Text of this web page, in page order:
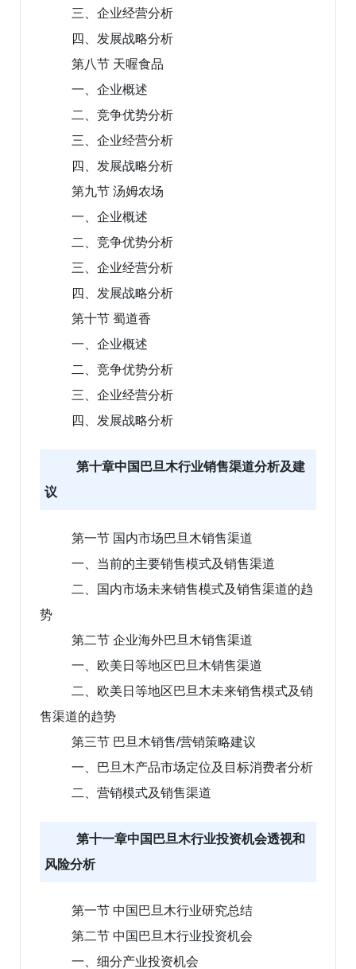
三、企业经营分析
四、发展战略分析
第八节 天喔食品
一、企业概述
二、竞争优势分析
三、企业经营分析
四、发展战略分析
第九节 汤姆农场
一、企业概述
二、竞争优势分析
三、企业经营分析
四、发展战略分析
第十节 蜀道香
一、企业概述
二、竞争优势分析
三、企业经营分析
四、发展战略分析
第十章中国巴旦木行业销售渠道分析及建
议
第一节 国内市场巴旦木销售渠道
一、当前的主要销售模式及销售渠道
二、国内市场未来销售模式及销售渠道的趋
势
第二节 企业海外巴旦木销售渠道
一、欧美日等地区巴旦木销售渠道
二、欧美日等地区巴旦木未来销售模式及销
售渠道的趋势
第三节 巴旦木销售/营销策略建议
一、巴旦木产品市场定位及目标消费者分析
二、营销模式及销售渠道
第十一章中国巴旦木行业投资机会透视和
风险分析
第一节 中国巴旦木行业研究总结
第二节 中国巴旦木行业投资机会
一、细分产业投资机会